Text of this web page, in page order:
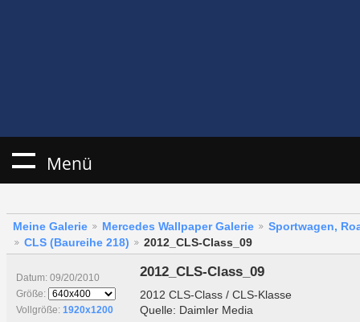
Menü
Meine Galerie Mercedes Wallpaper Galerie
Sportwagen,
CLS (Baureihe 218)
2012_CLS-Class_09
Datum: 09/20/2010
Größe:
Vollgröße: 1920x1200
2012_CLS-Class_09
2012 CLS-Class / CLS-Klasse
Quelle: Daimler Media